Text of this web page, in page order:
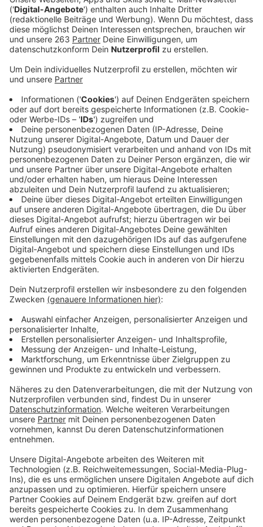
Millionen Tonnen wertvolle Biomasse, die jährlich
verschwendet und nicht recycelt werden.
Veröffentlicht:Montag, 07.11.2022 12:06
Anzeige
Die 28-Tage-Biotonnen-Challenge der
Aktion Biotonne
Deutschlandsoll dazu motivieren, jeden
kompostierbaren Abfall in der eigenen Küche
konsequent in die Biotonne zu werfen und damit einen
wichtigen Beitrag für Klima und Umwelt zu leisten.
Auch derKreis Siegen-Wittgensteinbeteiligt sich an
der Challenge und ruft gemeinsam mit mehr als 60
Städten und Landkreisen, dem
Bundesumweltministerium, dem NABU und weiteren
Verbänden aus Abfallwirtschaft und Einzelhandel zur
Teilnahme auf.
Ab Montag, 07. November 2022, veröffentlicht der
Kreis im Rahmen der 28-Tage-Biotonnen-Challenge
aufFacebookund Instagramtäglich einen Beitrag mit
interessanten Infos oder Aufgaben, um die
Bürgerinnen und Bürger zu motivieren, mehr
kompostierbare Küchenabfälle – und weniger
Störstoffe, wie z.B. Plastik – in die Biotonne zu
werfen und so mit kleinen Veränderungen mehr
Nachhaltigkeit in den Alltag zu integrieren. Wer an
der Biotonnen-Challenge teilnehmen möchte, folgt
einfach demFacebook- oderInstagram-Kanal des
Kreises.
Anzeige